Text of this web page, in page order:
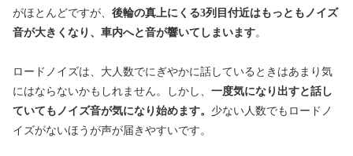
がほとんどですが、 後輪の真上にくる3列目付近はもっともノイズ
音が大きくなり、 車内へと音が響いてしまいます。
ロードノイズは、大人数でにぎやかに話しているときはあまり気
にはならないかもしれません。しかし、 一度気になり出すと話し
ていてもノイズ音が気になり始めます。 少ない人数でもロードノ
イズがないほうが声が届きやすいです。